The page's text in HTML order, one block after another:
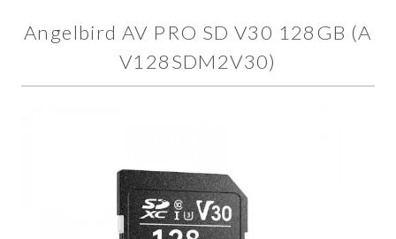
Angelbird AV PRO SD V30 128GB (A
V128SDM2V30)